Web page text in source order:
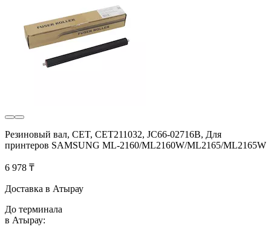
Резиновый вал, CET, CET211032, JC66-02716B, Для
принтеров SAMSUNG ML-2160/ML2160W/ML2165/ML2165W
6 978 ₸
Доставка в Атырау
До терминала
в Атырау: